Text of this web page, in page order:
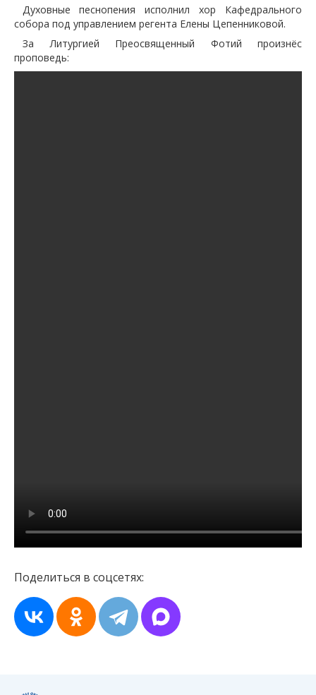
Духовные песнопения исполнил хор Кафедрального
собора под управлением регента Елены Цепенниковой.
За Литургией Преосвященный Фотий произнёс
проповедь:
Поделиться в соцсетях: